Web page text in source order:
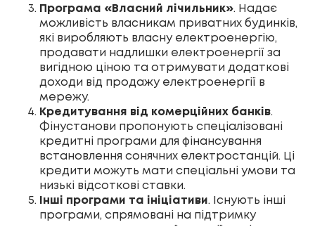
Програма «Власний лічильник». Надає
можливість власникам приватних будинків,
які виробляють власну електроенергію,
продавати надлишки електроенергії за
вигідною ціною та отримувати додаткові
доходи від продажу електроенергії в
мережу.
Кредитування від комерційних банків.
Фінустанови пропонують спеціалізовані
кредитні програми для фінансування
встановлення сонячних електростанцій. Ці
кредити можуть мати спеціальні умови та
низькі відсоткові ставки.
Інші програми та ініціативи. Існують інші
програми, спрямовані на підтримку